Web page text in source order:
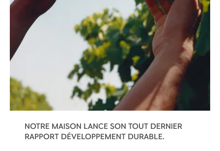
NOTRE MAISON LANCE SON TOUT DERNIER
RAPPORT DÉVELOPPEMENT DURABLE.